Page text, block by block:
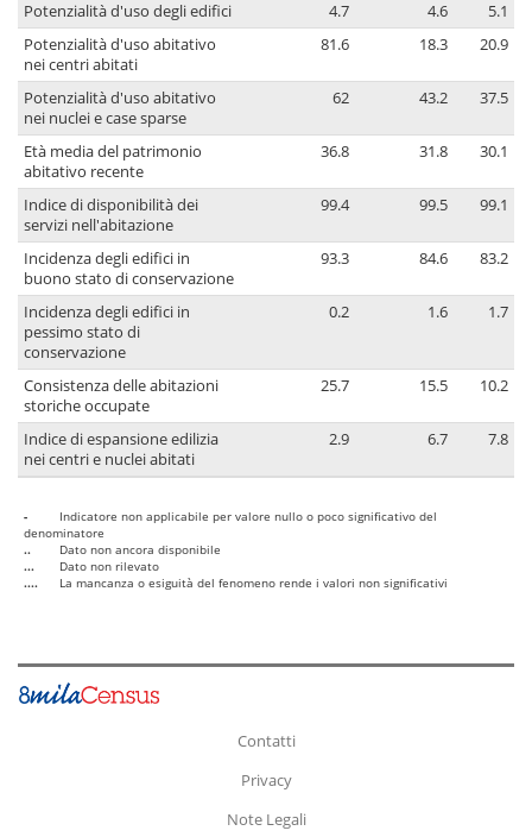
Potenzialità d'uso degli edifici 4.7 4.6
5.1
Potenzialità d'uso abitativo
nei centri abitati
81.6 18.3 20.9
Potenzialità d'uso abitativo
nei nuclei e case sparse
62 43.2 37.5
Età media del patrimonio
abitativo recente
36.8 31.8 30.1
Indice di disponibilità dei
servizi nell'abitazione
99.4 99.5 99.1
Incidenza degli edifici in
buono stato di conservazione
93.3 84.6 83.2
Incidenza degli edifici in
pessimo stato di
conservazione
0.2 1.6 1.7
Consistenza delle abitazioni
storiche occupate
25.7 15.5 10.2
Indice di espansione edilizia
nei centri e nuclei abitati
2.9 6.7 7.8
-
Indicatore non applicabile per valore nullo o poco significativo del
denominatore
..
Dato non ancora disponibile
...
Dato non rilevato
....
La mancanza o esiguità del fenomeno rende i valori non significativi
Contatti
Privacy
Note Legali